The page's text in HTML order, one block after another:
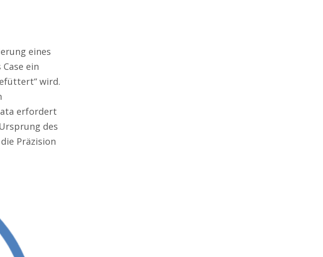
eines
ein
wird.
erfordert
des
Präzision